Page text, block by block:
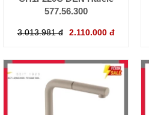
577.56.300
3.013.981 đ 2.110.000 đ